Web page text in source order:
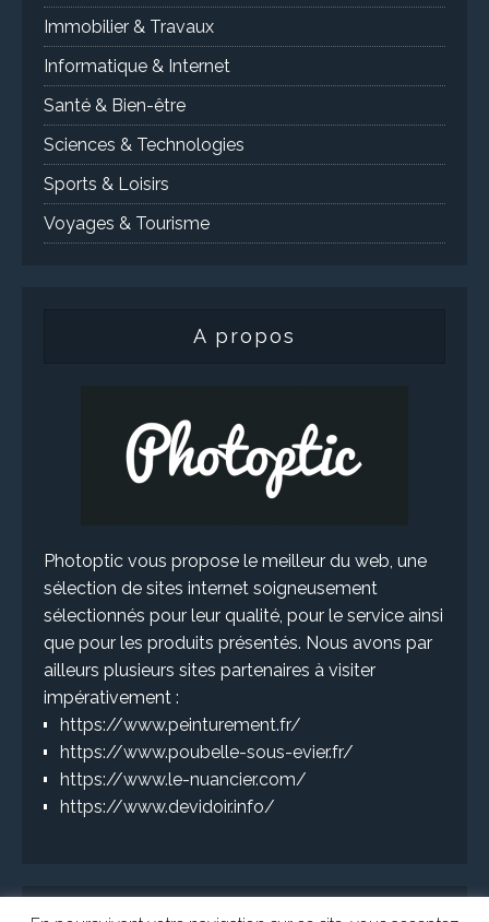
Immobilier & Travaux
Informatique & Internet
Santé & Bien-être
Sciences & Technologies
Sports & Loisirs
Voyages & Tourisme
A propos
Photoptic vous propose le meilleur du web, une
sélection de sites internet soigneusement
sélectionnés pour leur qualité, pour le service ainsi
que pour les produits présentés. Nous avons par
ailleurs plusieurs sites partenaires à visiter
impérativement :
https://www.peinturement.fr/
https://www.poubelle-sous-evier.fr/
https://www.le-nuancier.com/
https://www.devidoir.info/